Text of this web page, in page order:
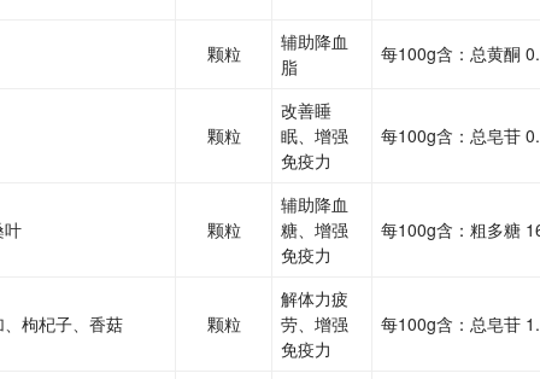
颗粒
辅助降血
脂
每100g含：总黄酮
颗粒
改善睡
眠、增强
免疫力
每100g含：总皂苷
叶 颗粒
辅助降血
糖、增强
免疫力
每100g含：粗多糖
枸杞子、香菇 颗粒
解体力疲
劳、增强
免疫力
每100g含：总皂苷